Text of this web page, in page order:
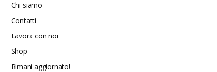
Chi siamo
Contatti
Lavora con noi
Shop
Rimani aggiornato!